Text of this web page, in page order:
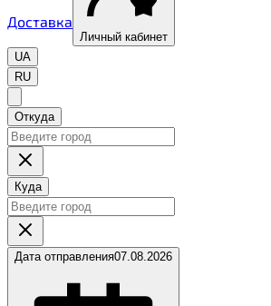
Доставка
Личный кабинет
UA
RU
Откуда
Куда
Дата отправления07.08.2026